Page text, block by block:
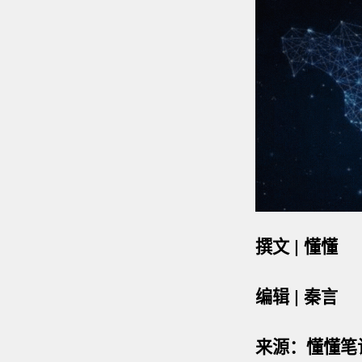
撰文 | 懂懂
编辑 | 秦言
来源：懂懂笔